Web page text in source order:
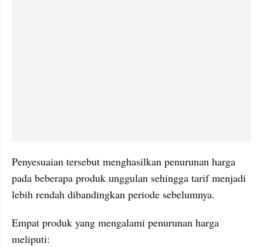
Penyesuaian tersebut menghasilkan penurunan harga
pada beberapa produk unggulan sehingga tarif menjadi
lebih rendah dibandingkan periode sebelumnya.
Empat produk yang mengalami penurunan harga
meliputi: